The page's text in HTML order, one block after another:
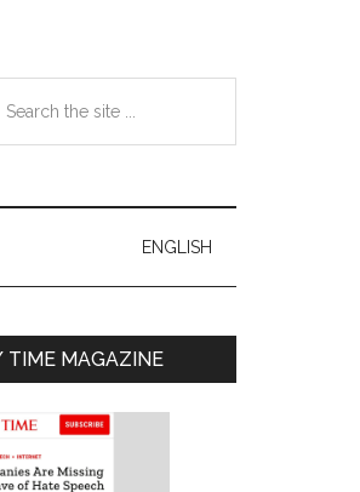
ENGLISH
TIME MAGAZINE